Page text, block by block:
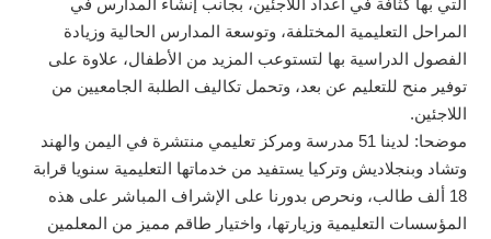
المراحل التعليمية المختلفة، وتوسعة المدارس الحالية وزيادة
الفصول الدراسية بها لتستوعب المزيد من الأطفال، علاوة على
توفير منح للتعليم عن بعد، وتحمل تكاليف الطلبة الجامعيين من
اللاجئين.
موضحا: لدينا 51 مدرسة ومركز تعليمي منتشرة في اليمن والهند
وتشاد وبنجلاديش وتركيا يستفيد من خدماتها التعليمية سنويا قرابة
18 ألف طالب، ونحرص بدورنا على الإشراف المباشر على هذه
المؤسسات التعليمية وزيارتها، واختيار طاقم مميز من المعلمين